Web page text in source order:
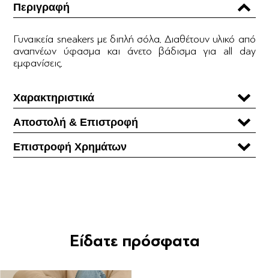
Περιγραφή
Γυναικεία sneakers με διπλή σόλα. Διαθέτουν υλικό από
αναπνέων ύφασμα και άνετο βάδισμα για all day
εμφανίσεις.
Χαρακτηριστικά
Αποστολή & Επιστροφή
Επιστροφή Χρηµάτων
Είδατε πρόσφατα